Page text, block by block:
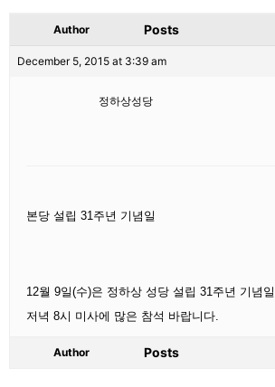
Author Posts
December 5, 2015 at 3:39 am
정하상성당
본당 설립 31주년 기념일
12월 9일(수)은 정하상 성당 설립 31주년 기념
저녁 8시 미사에 많은 참석 바랍니다.
Author Posts